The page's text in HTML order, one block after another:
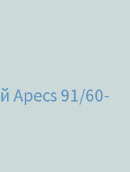
Apecs 91/60-